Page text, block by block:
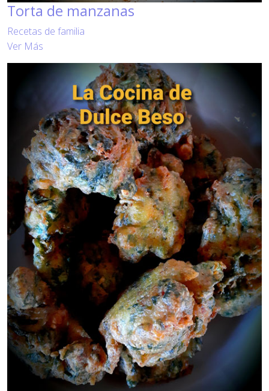
Torta de manzanas
Recetas de familia
Ver Más